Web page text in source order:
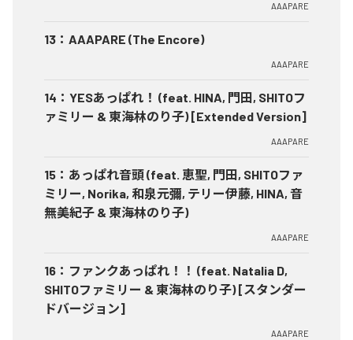
AAAPARE
13 ： AAAPARE (The Encore)
AAAPARE
14 ： YESあっぱれ！ (feat. HINA, 門田, SHITOフ
ァミリー & 東海林のり子) [Extended Version]
AAAPARE
15 ： あっぱれ音頭 (feat. 恵聖, 門田, SHITOファ
ミリー, Norika, 和泉元彌, テリー伊藤, HINA, 音
無美紀子 & 東海林のり子)
AAAPARE
16 ： ファンクあっぱれ！！ (feat. Natalia D,
SHITOファミリー & 東海林のり子) [スタンダー
ドバージョン]
AAAPARE